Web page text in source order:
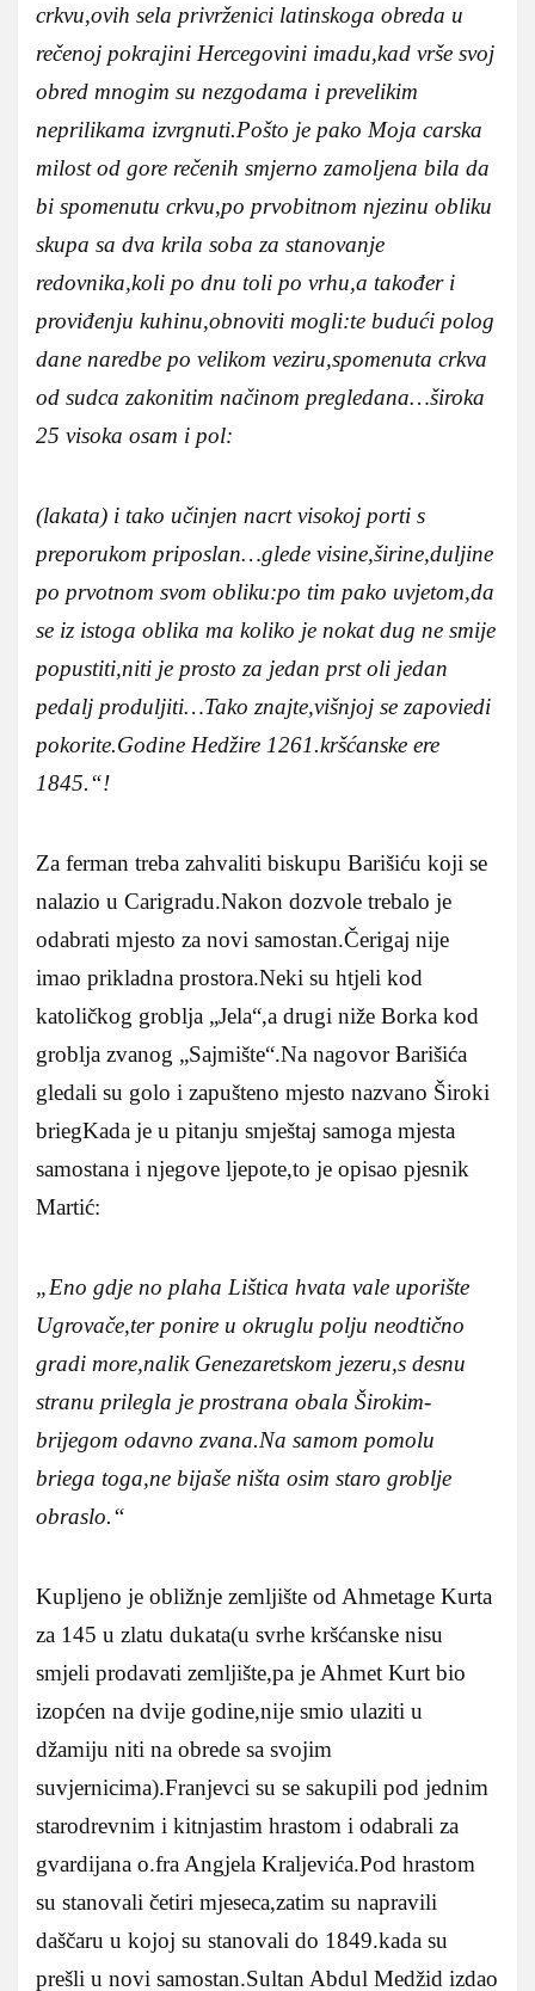
crkvu,ovih sela privrženici latinskoga obreda u
rečenoj pokrajini Hercegovini imadu,kad vrše svoj
obred mnogim su nezgodama i prevelikim
neprilikama izvrgnuti.Pošto je pako Moja carska
milost od gore rečenih smjerno zamoljena bila da
bi spomenutu crkvu,po prvobitnom njezinu obliku
skupa sa dva krila soba za stanovanje
redovnika,koli po dnu toli po vrhu,a također i
proviđenju kuhinu,obnoviti mogli:te budući polog
dane naredbe po velikom veziru,spomenuta crkva
od sudca zakonitim načinom pregledana…široka
25 visoka osam i pol:
(lakata) i tako učinjen nacrt visokoj porti s
preporukom priposlan…glede visine,širine,duljine
po prvotnom svom obliku:po tim pako uvjetom,da
se iz istoga oblika ma koliko je nokat dug ne smije
popustiti,niti je prosto za jedan prst oli jedan
pedalj produljiti…Tako znajte,višnjoj se zapoviedi
pokorite.Godine Hedžire 1261.kršćanske ere
1845.“!
Za ferman treba zahvaliti biskupu Barišiću koji se
nalazio u Carigradu.Nakon dozvole trebalo je
odabrati mjesto za novi samostan.Čerigaj nije
imao prikladna prostora.Neki su htjeli kod
katoličkog groblja „Jela“,a drugi niže Borka kod
groblja zvanog „Sajmište“.Na nagovor Barišića
gledali su golo i zapušteno mjesto nazvano Široki
briegKada je u pitanju smještaj samoga mjesta
samostana i njegove ljepote,to je opisao pjesnik
Martić:
„Eno gdje no plaha Lištica hvata vale uporište
Ugrovače,ter ponire u okruglu polju neodtično
gradi more,nalik Genezaretskom jezeru,s desnu
stranu prilegla je prostrana obala Širokim-
brijegom odavno zvana.Na samom pomolu
briega toga,ne bijaše ništa osim staro groblje
obraslo.“
Kupljeno je obližnje zemljište od Ahmetage Kurta
za 145 u zlatu dukata(u svrhe kršćanske nisu
smjeli prodavati zemljište,pa je Ahmet Kurt bio
izopćen na dvije godine,nije smio ulaziti u
džamiju niti na obrede sa svojim
suvjernicima).Franjevci su se sakupili pod jednim
starodrevnim i kitnjastim hrastom i odabrali za
gvardijana o.fra Angjela Kraljevića.Pod hrastom
su stanovali četiri mjeseca,zatim su napravili
daščaru u kojoj su stanovali do 1849.kada su
prešli u novi samostan.Sultan Abdul Medžid izdao